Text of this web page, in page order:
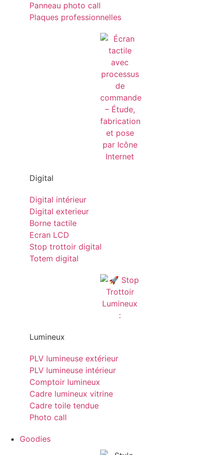
Panneau photo call
Plaques professionnelles
Digital
Digital intérieur
Digital exterieur
Borne tactile
Ecran LCD
Stop trottoir digital
Totem digital
Lumineux
PLV lumineuse extérieur
PLV lumineuse intérieur
Comptoir lumineux
Cadre lumineux vitrine
Cadre toile tendue
Photo call
Goodies